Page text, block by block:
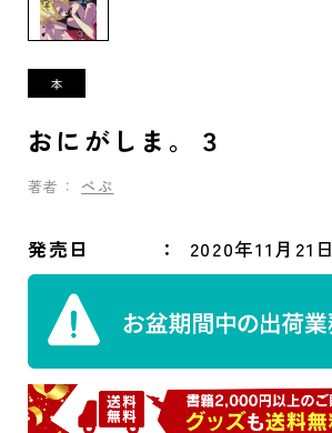
おにがしま。３
著者： ぺぷ
発売日 2020年11月21日